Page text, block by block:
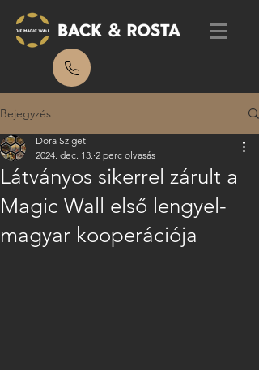
Bejegyzés
Látványos sikerrel zárult a
Magic Wall első lengyel-
magyar kooperációja
Dora Szigeti
2024. dec. 13. 2 perc olvasás